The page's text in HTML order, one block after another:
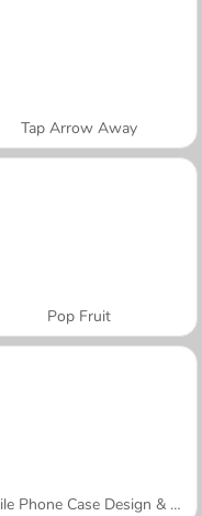
Tap Arrow Away
Pop Fruit
Mobile Phone Case Design & DIY